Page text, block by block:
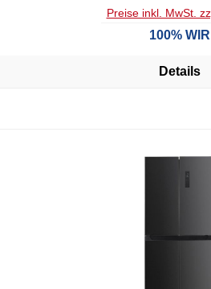
Preise inkl. MwSt.
100% WIR
Details